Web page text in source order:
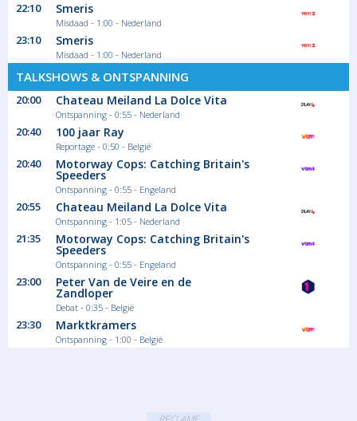
22:10 Smeris
Misdaad - 1:00 - Nederland
23:10 Smeris
Misdaad - 1:00 - Nederland
TALKSHOWS & ONTSPANNING
20:00 Chateau Meiland La Dolce Vita
Ontspanning - 0:55 - Nederland
20:40 100 jaar Ray
Reportage - 0:50 - België
20:40 Motorway Cops: Catching Britain's
Speeders
Ontspanning - 0:55 - Engeland
20:55 Chateau Meiland La Dolce Vita
Ontspanning - 1:05 - Nederland
21:35 Motorway Cops: Catching Britain's
Speeders
Ontspanning - 0:55 - Engeland
23:00 Peter Van de Veire en de
Zandloper
Debat - 0:35 - België
23:30 Marktkramers
Ontspanning - 1:00 - België